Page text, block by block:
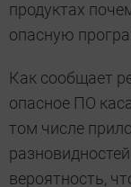
продуктах
опасную
Как сообщает
опасное ПО
том числе
вероятность,